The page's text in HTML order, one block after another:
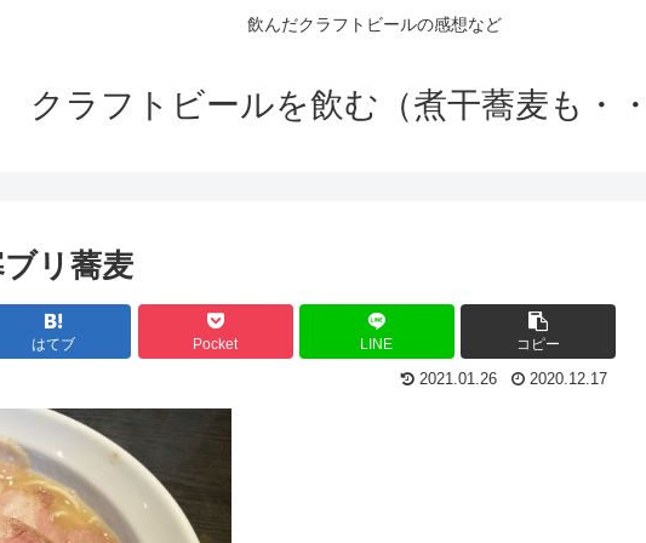
飲んだクラフトビールの感想など
クラフトビールを飲む（煮干蕎麦も・
リ蕎麦
はてブ Pocket LINE コピー
2021.01.26 2020.12.17